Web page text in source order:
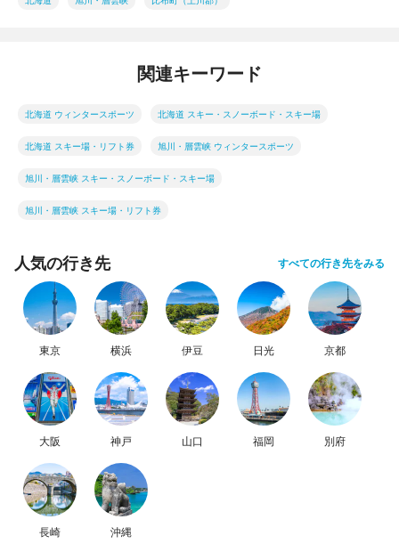
関連キーワード
北海道 ウィンタースポーツ 北海道 スキー・スノーボード・スキー場
北海道 スキー場・リフト券 旭川・層雲峡 ウィンタースポーツ
旭川・層雲峡 スキー・スノーボード・スキー場
旭川・層雲峡 スキー場・リフト券
人気の行き先 すべての行き先をみる
東京 横浜 伊豆 日光 京都
大阪 神戸 山口 福岡 別府
長崎 沖縄